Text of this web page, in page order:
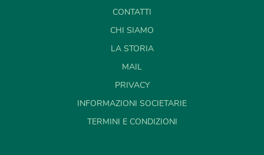
CONTATTI
CHI SIAMO
LA STORIA
MAIL
PRIVACY
INFORMAZIONI SOCIETARIE
TERMINI E CONDIZIONI